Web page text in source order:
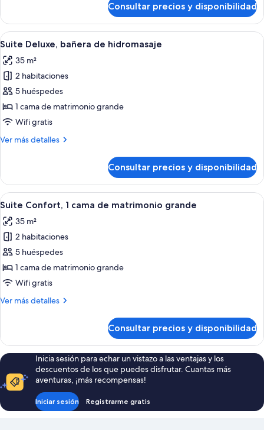
King
Bed
Suite,
King
Consultar precios y disponibilidad
Abrir
todas
las
fotos
de
Suite
Deluxe,
de
2 dormitorios, ropa de cama de alta
16
Suite Deluxe, bañera de hidromasaje
35 m²
2 habitaciones
5 huéspedes
1 cama de matrimonio grande
Wifi gratis
Ver más detalles
Más
Deluxe,
bañera
de
Consultar precios y disponibilidad
Abrir
todas
las
fotos
de
Suite
Confort,
cama
grande
2 dormitorios, ropa de cama de alta
1
Suite Confort, 1 cama de matrimonio grande
35 m²
2 habitaciones
5 huéspedes
1 cama de matrimonio grande
Wifi gratis
Ver más detalles
Más
Confort,
cama
de
matrimonio
Consultar precios y disponibilidad
Inicia sesión para echar un vistazo a las ventajas y los
descuentos de los que puedes disfrutar. Cuantas más
aventuras, ¡más recompensas!
Iniciar sesión Registrarme gratis